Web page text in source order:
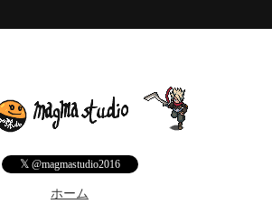
𝕏@magmastudio2016
ホーム